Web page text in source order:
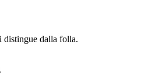
distingue dalla folla.